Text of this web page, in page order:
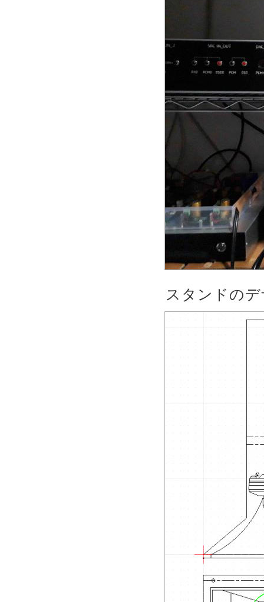
スタンドの